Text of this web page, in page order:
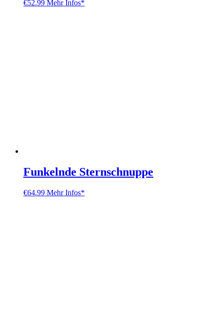
€52.99 Mehr Infos*
Funkelnde Sternschnuppe
€64.99 Mehr Infos*